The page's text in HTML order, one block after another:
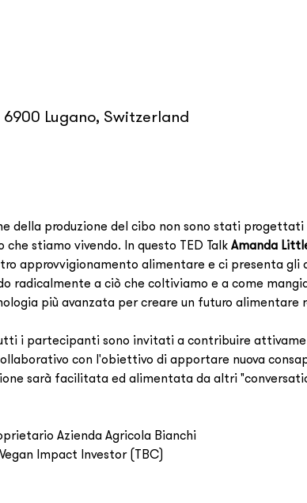
Lugano, Switzerland
della produzione del cibo non sono stati
stiamo vivendo. In questo TED Talk Amanda
approvvigionamento alimentare e ci presenta
radicalmente a ciò che coltiviamo e a come
più avanzata per creare un futuro alimentare
i partecipanti sono invitati a contribuire
con l'obiettivo di apportare nuova
sarà facilitata ed alimentata da altri
Azienda Agricola Bianchi
Impact Investor (TBC)